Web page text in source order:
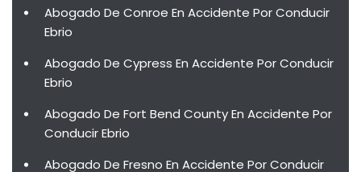
Abogado De Conroe En Accidente Por Conducir
Ebrio
Abogado De Cypress En Accidente Por Conducir
Ebrio
Abogado De Fort Bend County En Accidente Por
Conducir Ebrio
Abogado De Fresno En Accidente Por Conducir